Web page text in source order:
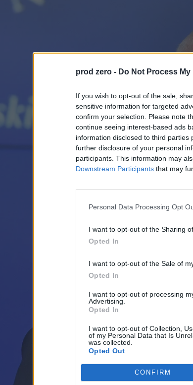
prod zero - Do Not Process
If you wish to opt-out of the sale,
sensitive information for targeted
confirm your selection. Please note
continue seeing interest-based ads
information disclosed to third
further disclosure of your personal
participants. This information may
Downstream Participants that may
Personal Data Processing Opt
I want to opt-out of the Sharing
Opted In
I want to opt-out of the Sale of
Opted In
I want to opt-out of processing
Advertising.
Opted In
I want to opt-out of Collection,
of my Personal Data that Is
was collected.
Opted Out
CONFIRM